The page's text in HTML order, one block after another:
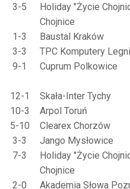
3-5
Holiday "Życie
Chojnice
1-3
Baustal Kraków
3-3
TPC Komputery
9-1
Cuprum Polkowice
12-1
Skała-Inter Tychy
10-3
Arpol Toruń
5-10
Clearex Chorzów
3-3
Jango Mysłowice
7-3
Holiday "Życie
Chojnice
2-0
Akademia Słowa